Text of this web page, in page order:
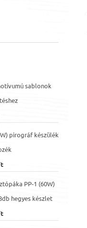
sablonok
pirográf készülék
PP-1 (60W)
hegyes készlet